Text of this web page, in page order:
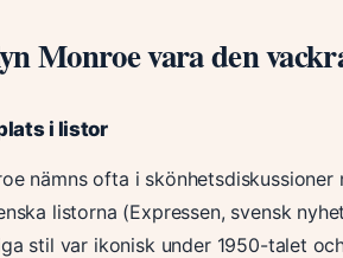
Monroe vara den
i listor
nämns ofta i
listorna (Expressen, svensk
stil var ikonisk under 1950-talet